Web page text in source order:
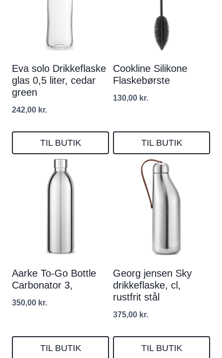
Eva solo Drikkeflaske
glas 0,5 liter, cedar
green
242,00 kr.
TIL BUTIK
Cookline Silikone
Flaskebørste
130,00 kr.
TIL BUTIK
Aarke To-Go Bottle
Carbonator 3,
350,00 kr.
TIL BUTIK
Georg jensen Sky
drikkeflaske, cl,
rustfrit stål
375,00 kr.
TIL BUTIK